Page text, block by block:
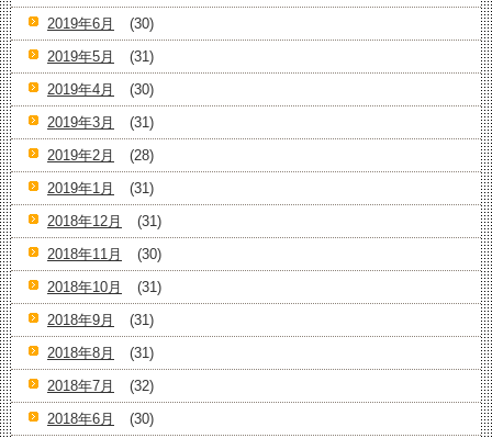
2019年6月
(30)
2019年5月
(31)
2019年4月
(30)
2019年3月
(31)
2019年2月
(28)
2019年1月
(31)
2018年12月
(31)
2018年11月
(30)
2018年10月
(31)
2018年9月
(31)
2018年8月
(31)
2018年7月
(32)
2018年6月
(30)